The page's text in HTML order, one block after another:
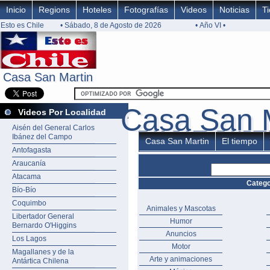
Casa San Martin
Casa San Martin
Inicio Regions Hoteles Fotografías Videos Noticias
Esto es Chile • Sábado, 8 de Agosto de 2026 • Año VI •
Videos Por Localidad
Aisén del General Carlos
Ibánez del Campo
Antofagasta
Araucanía
Atacama
Bío-Bío
Coquimbo
Libertador General
Bernardo O'Higgins
Los Lagos
Magallanes y de la
Antártica Chilena
Casa San
Casa San
Casa San Martin El tiempo
Animales y Mascotas
Humor
Anuncios
Motor
Arte y animaciones